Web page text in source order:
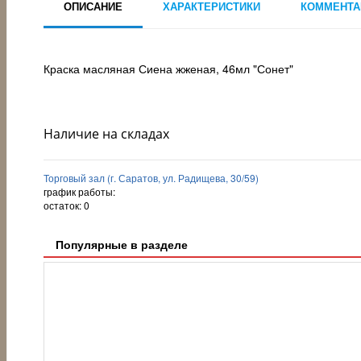
ОПИСАНИЕ ХАРАКТЕРИСТИКИ
Краска масляная Сиена жженая, 46мл "Сонет"
Наличие на складах
Торговый зал (г. Саратов, ул. Радищева, 30/59)
график работы:
остаток:0
Популярные в разделе